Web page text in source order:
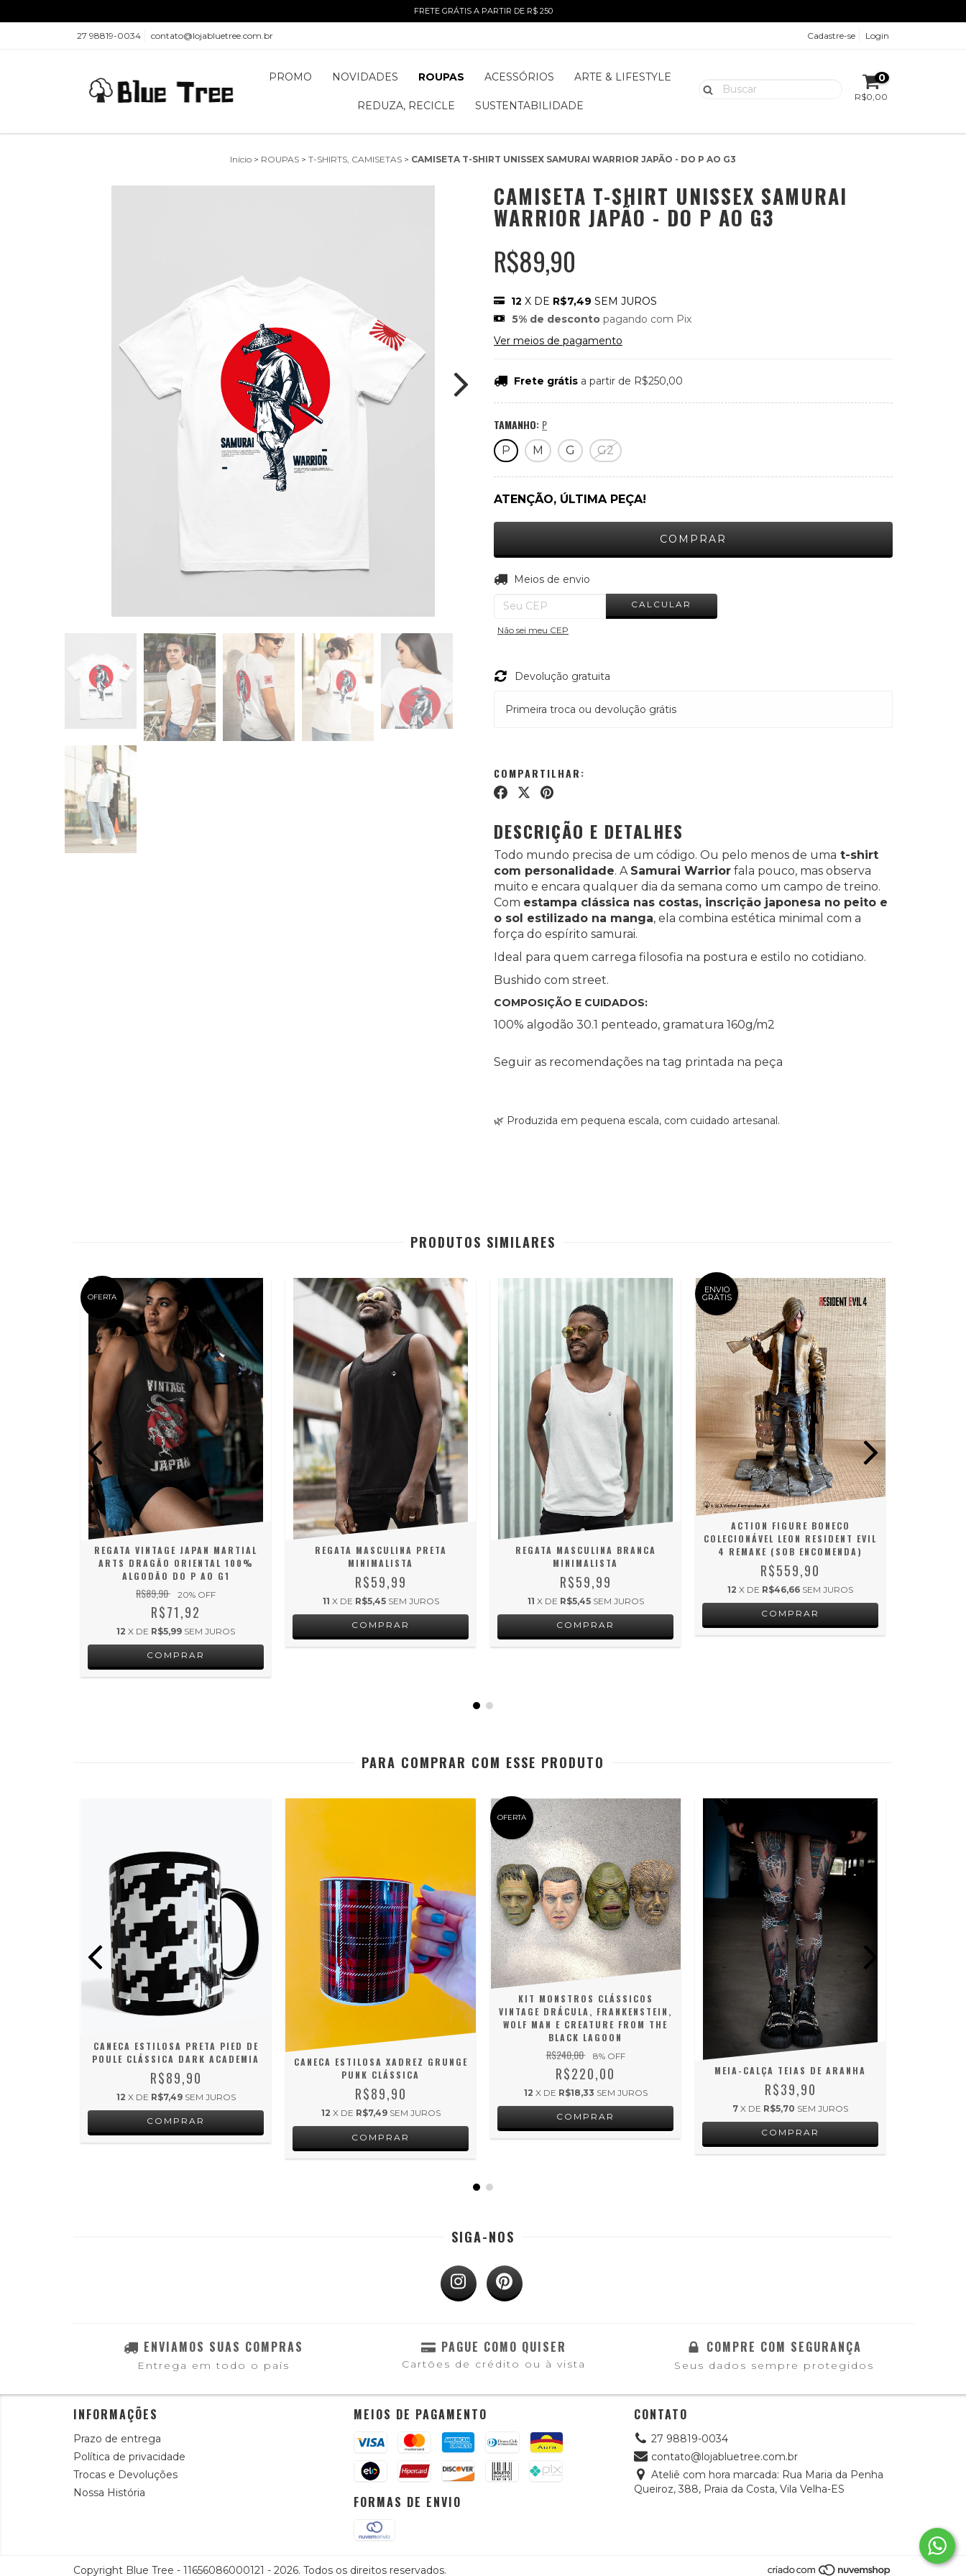
FRETE GRÁTIS A PARTIR DE R$ 250
27 98819-0034 contato@lojabluetree.com.br Cadastre-se Login
PROMO NOVIDADES ROUPAS ACESSÓRIOS ARTE & LIFESTYLE
REDUZA, RECICLE SUSTENTABILIDADE
0
R$0,00
Início > ROUPAS > T-SHIRTS, CAMISETAS > CAMISETA T-SHIRT UNISSEX SAMURAI WARRIOR JAPÃO - DO P AO G3
CAMISETA T-SHIRT UNISSEX SAMURAI
WARRIOR JAPÃO - DO P AO G3
R$89,90
12 X DE R$7,49 SEM JUROS
5% de desconto pagando com Pix
Ver meios de pagamento
Frete grátis a partir de R$250,00
TAMANHO: P
P M G G2
ATENÇÃO, ÚLTIMA PEÇA!
Entregas para o CEP:
Meios de envio
CALCULAR
Não sei meu CEP
Devolução gratuita
Primeira troca ou devolução grátis
COMPARTILHAR:
DESCRIÇÃO E DETALHES
Todo mundo precisa de um código. Ou pelo menos de uma t-shirt
com personalidade. A Samurai Warrior fala pouco, mas observa
muito e encara qualquer dia da semana como um campo de treino.
Com estampa clássica nas costas, inscrição japonesa no peito e
o sol estilizado na manga, ela combina estética minimal com a
força do espírito samurai.
Ideal para quem carrega filosofia na postura e estilo no cotidiano.
Bushido com street.
COMPOSIÇÃO E CUIDADOS:
100% algodão 30.1 penteado, gramatura 160g/m2
Seguir as recomendações na tag printada na peça
🌿 Produzida em pequena escala, com cuidado artesanal.
PRODUTOS SIMILARES
OFERTA
REGATA VINTAGE JAPAN MARTIAL
ARTS DRAGÃO ORIENTAL 100%
ALGODÃO DO P AO G1
R$89,90 20% OFF
R$71,92
12 X DE R$5,99 SEM JUROS
COMPRAR
REGATA MASCULINA PRETA
MINIMALISTA
R$59,99
11 X DE R$5,45 SEM JUROS
COMPRAR
REGATA MASCULINA BRANCA
MINIMALISTA
R$59,99
11 X DE R$5,45 SEM JUROS
COMPRAR
ENVIO
GRÁTIS
ACTION FIGURE BONECO
COLECIONÁVEL LEON RESIDENT EVIL
4 REMAKE (SOB ENCOMENDA)
R$559,90
12 X DE R$46,66 SEM JUROS
PARA COMPRAR COM ESSE PRODUTO
CANECA ESTILOSA PRETA PIED DE
POULE CLÁSSICA DARK ACADEMIA
R$89,90
12 X DE R$7,49 SEM JUROS
CANECA ESTILOSA XADREZ GRUNGE
PUNK CLÁSSICA
R$89,90
12 X DE R$7,49 SEM JUROS
OFERTA
KIT MONSTROS CLÁSSICOS
VINTAGE DRÁCULA, FRANKENSTEIN,
WOLF MAN E CREATURE FROM THE
BLACK LAGOON
R$240,00 8% OFF
R$220,00
12 X DE R$18,33 SEM JUROS
MEIA-CALÇA TEIAS DE ARANHA
R$39,90
7 X DE R$5,70 SEM JUROS
COMPRAR
SIGA-NOS
ENVIAMOS SUAS COMPRAS
Entrega em todo o país
PAGUE COMO QUISER
Cartões de crédito ou à vista
COMPRE COM SEGURANÇA
Seus dados sempre protegidos
INFORMAÇÕES
Prazo de entrega
Política de privacidade
Trocas e Devoluções
Nossa História
MEIOS DE PAGAMENTO
FORMAS DE ENVIO
CONTATO
27 98819-0034
contato@lojabluetree.com.br
Ateliê com hora marcada: Rua Maria da Penha
Queiroz, 388, Praia da Costa, Vila Velha-ES
Copyright Blue Tree - 11656086000121 - 2026. Todos os direitos reservados.